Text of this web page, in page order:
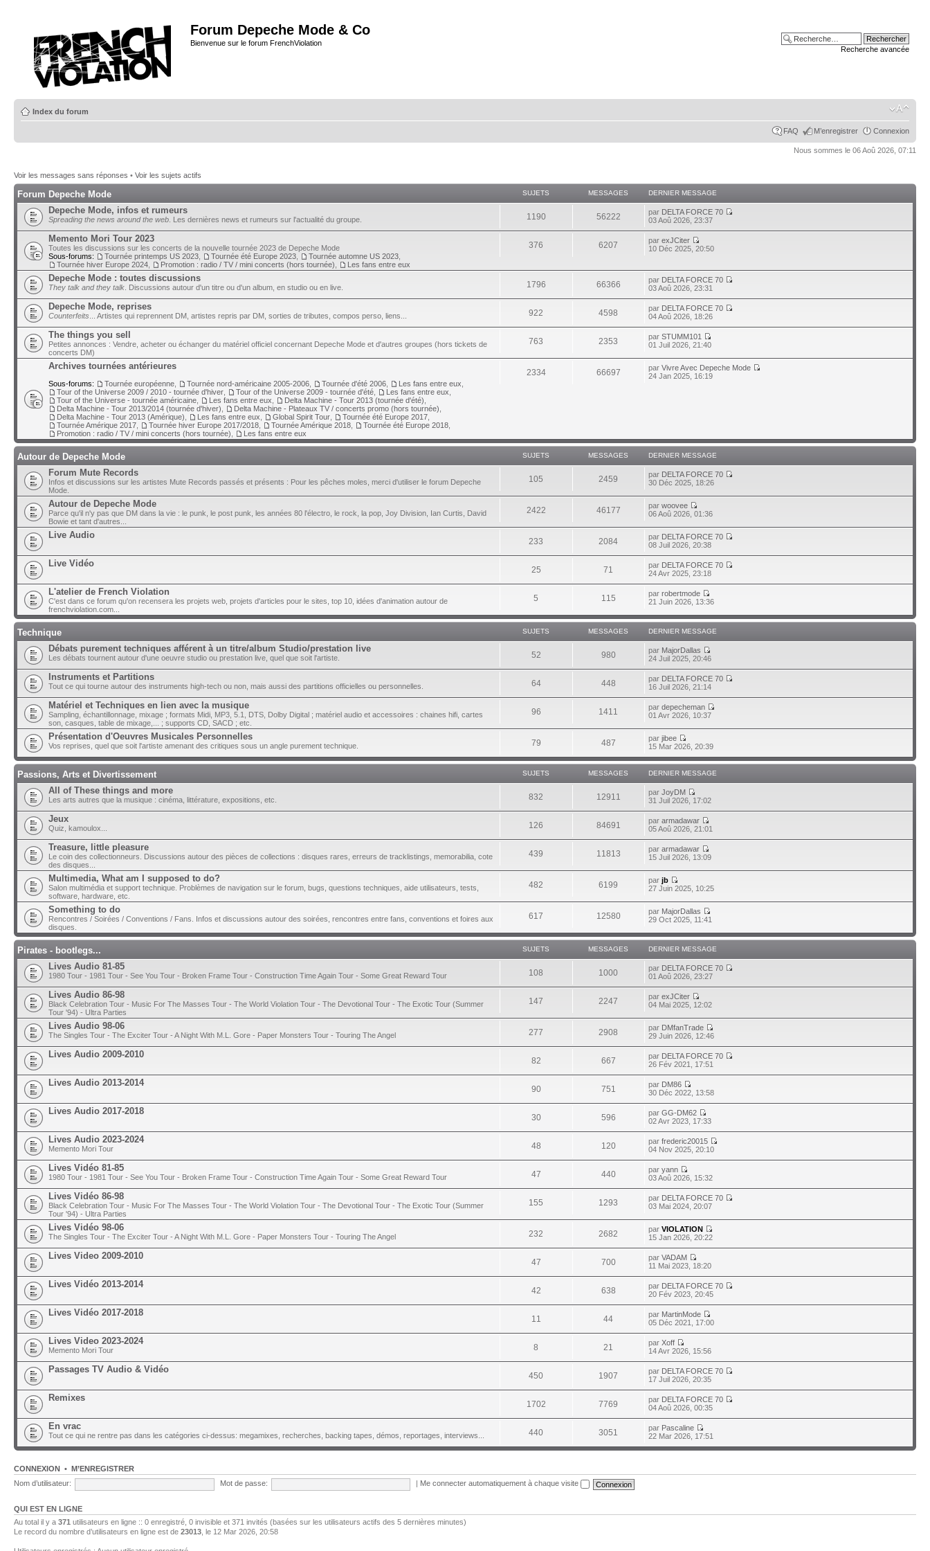
Forum Depeche Mode & Co
Bienvenue sur le forum FrenchViolation
Recherche avancée
Index du forum
FAQ M’enregistrer Connexion
Nous sommes le 06 Aoû 2026, 07:11
Voir les messages sans réponses • Voir les sujets actifs
Forum Depeche Mode SUJETS MESSAGES DERNIER MESSAGE
Depeche Mode, infos et rumeurs
Spreading the news around the web . Les dernières news et rumeurs sur l'actualité du groupe. 1190 56222 par DELTA FORCE 70
03 Aoû 2026, 23:37
Memento Mori Tour 2023
Toutes les discussions sur les concerts de la nouvelle tournée 2023 de Depeche Mode
Sous-forums:
Tournée printemps US 2023 Tournée été Europe 2023 Tournée automne US 2023
Tournée hiver Europe 2024
Promotion : radio / TV / mini concerts (hors tournée) Les fans entre eux
376 6207 parexJCiter
10 Déc 2025, 20:50
Depeche Mode : toutes discussions
They talk and they talk . Discussions autour d'un titre ou d'un album, en studio ou en live. 1796 66366 par DELTA FORCE 70
03 Aoû 2026, 23:31
Depeche Mode, reprises
Counterfeits ... Artistes qui reprennent DM, artistes repris par DM, sorties de tributes, compos perso, liens... 922 4598 par DELTA FORCE 70
04 Aoû 2026, 18:26
The things you sell
Petites annonces : Vendre, acheter ou échanger du matériel officiel concernant Depeche Mode et d'autres groupes (hors tickets de
concerts DM)
763 2353 parSTUMM101
01 Juil 2026, 21:40
Archives tournées antérieures
Sous-forums: Tournée européenne Tournée nord-américaine 2005-2006 Tournée d'été 2006 Les fans entre eux
Tour of the Universe 2009 / 2010 - tournée d'hiver
Tour of the Universe 2009 - tournée d'été Les fans entre eux
Tour of the Universe - tournée américaine
Les fans entre eux Delta Machine - Tour 2013 (tournée d'été)
Delta Machine - Tour 2013/2014 (tournée d'hiver)
Delta Machine - Plateaux TV / concerts promo (hors tournée)
Delta Machine - Tour 2013 (Amérique)
Les fans entre eux Global Spirit Tour Tournée été Europe 2017
Tournée Amérique 2017
Tournée hiver Europe 2017/2018 Tournée Amérique 2018 Tournée été Europe 2018
Promotion : radio / TV / mini concerts (hors tournée)
Les fans entre eux
2334 66697 parVivre Avec Depeche Mode
24 Jan 2025, 16:19
Autour de Depeche Mode SUJETS MESSAGES DERNIER MESSAGE
Forum Mute Records
Infos et discussions sur les artistes Mute Records passés et présents : Pour les pêches moles, merci d'utiliser le forum Depeche
Mode.
105 2459 par DELTA FORCE 70
30 Déc 2025, 18:26
Autour de Depeche Mode
Parce qu'il n'y pas que DM dans la vie : le punk, le post punk, les années 80 l'électro, le rock, la pop, Joy Division, Ian Curtis, David
Bowie et tant d'autres...
2422 46177 parwoovee
06 Aoû 2026, 01:36
Live Audio
233 2084 par DELTA FORCE 70
08 Juil 2026, 20:38
Live Vidéo
25 71 par DELTA FORCE 70
24 Avr 2025, 23:18
L'atelier de French Violation
C'est dans ce forum qu'on recensera les projets web, projets d'articles pour le sites, top 10, idées d'animation autour de
frenchviolation.com...
5 115 parrobertmode
21 Juin 2026, 13:36
Technique SUJETS MESSAGES DERNIER MESSAGE
Débats purement techniques afférent à un titre/album Studio/prestation live
Les débats tournent autour d'une oeuvre studio ou prestation live, quel que soit l'artiste. 52 980 par MajorDallas
24 Juil 2025, 20:46
Instruments et Partitions
Tout ce qui tourne autour des instruments high-tech ou non, mais aussi des partitions officielles ou personnelles. 64 448 par DELTA FORCE 70
16 Juil 2026, 21:14
Matériel et Techniques en lien avec la musique
Sampling, échantillonnage, mixage ; formats Midi, MP3, 5.1, DTS, Dolby Digital ; matériel audio et accessoires : chaines hifi, cartes
son, casques, table de mixage,... ; supports CD, SACD ; etc.
96 1411 pardepecheman
01 Avr 2026, 10:37
Présentation d'Oeuvres Musicales Personnelles
Vos reprises, quel que soit l'artiste amenant des critiques sous un angle purement technique. 79 487 parjibee
15 Mar 2026, 20:39
Passions, Arts et Divertissement SUJETS MESSAGES DERNIER MESSAGE
All of These things and more
Les arts autres que la musique : cinéma, littérature, expositions, etc. 832 12911 parJoyDM
31 Juil 2026, 17:02
Jeux
Quiz, kamoulox... 126 84691 pararmadawar
05 Aoû 2026, 21:01
Treasure, little pleasure
Le coin des collectionneurs. Discussions autour des pièces de collections : disques rares, erreurs de tracklistings, memorabilia, cote
des disques...
439 11813 pararmadawar
15 Juil 2026, 13:09
Multimedia, What am I supposed to do?
Salon multimédia et support technique. Problèmes de navigation sur le forum, bugs, questions techniques, aide utilisateurs, tests,
software, hardware, etc.
482 6199 parjb
27 Juin 2025, 10:25
Something to do
Rencontres / Soirées / Conventions / Fans. Infos et discussions autour des soirées, rencontres entre fans, conventions et foires aux
disques.
617 12580 par MajorDallas
29 Oct 2025, 11:41
Pirates - bootlegs... SUJETS MESSAGES DERNIER MESSAGE
Lives Audio 81-85
1980 Tour - 1981 Tour - See You Tour - Broken Frame Tour - Construction Time Again Tour - Some Great Reward Tour 108 1000 par DELTA FORCE 70
01 Aoû 2026, 23:27
Lives Audio 86-98
Black Celebration Tour - Music For The Masses Tour - The World Violation Tour - The Devotional Tour - The Exotic Tour (Summer
Tour '94) - Ultra Parties
147 2247 parexJCiter
04 Mai 2025, 12:02
Lives Audio 98-06
The Singles Tour - The Exciter Tour - A Night With M.L. Gore - Paper Monsters Tour - Touring The Angel 277 2908 par DMfanTrade
29 Juin 2026, 12:46
Lives Audio 2009-2010
82 667 par DELTA FORCE 70
26 Fév 2021, 17:51
Lives Audio 2013-2014
90 751 par DM86
30 Déc 2022, 13:58
Lives Audio 2017-2018
30 596 parGG-DM62
02 Avr 2023, 17:33
Lives Audio 2023-2024
Memento Mori Tour 48 120 parfrederic20015
04 Nov 2025, 20:10
Lives Vidéo 81-85
1980 Tour - 1981 Tour - See You Tour - Broken Frame Tour - Construction Time Again Tour - Some Great Reward Tour 47 440 paryann
03 Aoû 2026, 15:32
Lives Vidéo 86-98
Black Celebration Tour - Music For The Masses Tour - The World Violation Tour - The Devotional Tour - The Exotic Tour (Summer
Tour '94) - Ultra Parties
155 1293 par DELTA FORCE 70
03 Mai 2024, 20:07
Lives Vidéo 98-06
The Singles Tour - The Exciter Tour - A Night With M.L. Gore - Paper Monsters Tour - Touring The Angel 232 2682 parVIOLATION
15 Jan 2026, 20:22
Lives Video 2009-2010
47 700 parVADAM
11 Mai 2023, 18:20
Lives Vidéo 2013-2014
42 638 par DELTA FORCE 70
20 Fév 2023, 20:45
Lives Vidéo 2017-2018
11 44 par MartinMode
05 Déc 2021, 17:00
Lives Video 2023-2024
Memento Mori Tour 8 21 parXoff
14 Avr 2026, 15:56
Passages TV Audio & Vidéo
450 1907 par DELTA FORCE 70
17 Juil 2026, 20:35
Remixes
1702 7769 par DELTA FORCE 70
04 Aoû 2026, 00:35
En vrac
Tout ce qui ne rentre pas dans les catégories ci-dessus: megamixes, recherches, backing tapes, démos, reportages, interviews... 440 3051 par Pascaline
22 Mar 2026, 17:51
CONNEXION • M’ENREGISTRER
Nom d’utilisateur:
Mot de passe: Me connecter automatiquement à chaque visite
QUI EST EN LIGNE
Au total il y a 371 utilisateurs en ligne :: 0 enregistré, 0 invisible et 371 invités (basées sur les utilisateurs actifs des 5 dernières minutes)
Le record du nombre d’utilisateurs en ligne est de 23013 , le 12 Mar 2026, 20:58